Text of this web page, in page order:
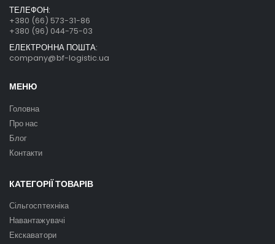
ТЕЛЕФОН:
+380 (66) 573-31-86
+380 (96) 044-75-03
ЕЛЕКТРОННА ПОШТА:
company@bf-logistic.ua
МЕНЮ
Головна
Про нас
Блог
Контакти
КАТЕГОРІЇ ТОВАРІВ
Сільгосптехніка
Навантажувачі
Екскаватори